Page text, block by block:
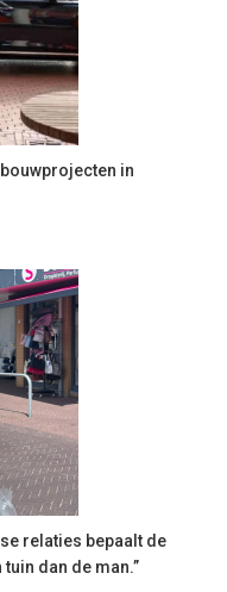
in
relaties bepaalt de
dan de man.”